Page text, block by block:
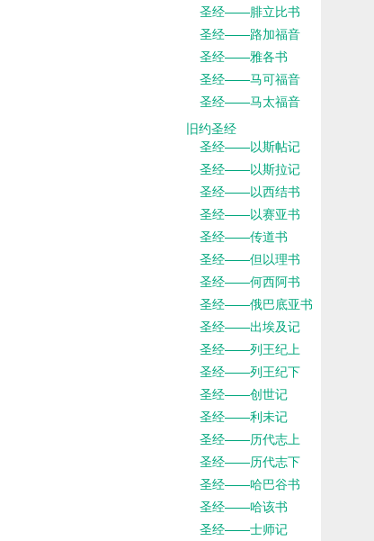
圣经——腓立比书
圣经——路加福音
圣经——雅各书
圣经——马可福音
圣经——马太福音
旧约圣经
圣经——以斯帖记
圣经——以斯拉记
圣经——以西结书
圣经——以赛亚书
圣经——传道书
圣经——但以理书
圣经——何西阿书
圣经——俄巴底亚书
圣经——出埃及记
圣经——列王纪上
圣经——列王纪下
圣经——创世记
圣经——利未记
圣经——历代志上
圣经——历代志下
圣经——哈巴谷书
圣经——哈该书
圣经——士师记